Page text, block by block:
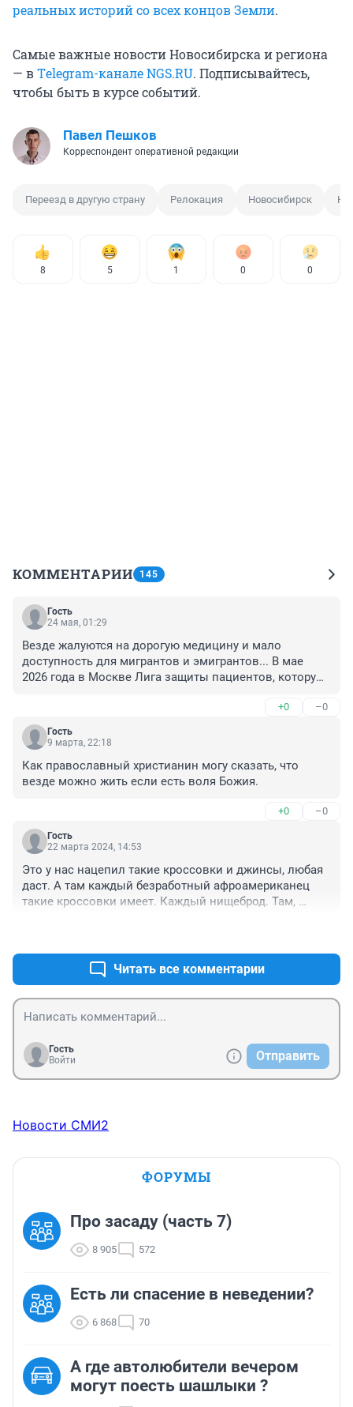
реальных историй со всех концов Земли.
Самые важные новости Новосибирска и региона
— вТelegram-канале NGS.RU. Подписывайтесь,
чтобы быть в курсе событий.
Павел Пешков
Корреспондент оперативной редакции
Переезд в другую страну Релокация Новосибирск
8 5 1 0 0
КОММЕНТАРИИ 145
Гость
24 мая, 01:29
Везде жалуются на дорогую медицину и мало
доступность для мигрантов и эмигрантов... В мае
2026 года в Москве Лига защиты пациентов, которую
Саверский, провела уже 22 Конгресс "Право на
лекарство".Дважды в год на такой конгресс приходят
обычные граждане, пациенты и приглашаются врачи,
самые разные темы по доступности медуслуг. В этом
году обсуждали даже вакцину от рака, якобы
конгресса принимается резолюция с пожеланиями
пациентов, особенно слабо адаптированных,
переехавших, возрастных мигрантов. Резолюция
рассылается в самые авторитетные медицинские
инстанции и это работает! Почему бы нашим
соотечественникам не организовывать такие
+0 –0
Гость
9 марта, 22:18
Как православный христианин могу сказать, что
везде можно жить если есть воля Божия.
+0 –0
Гость
22 марта 2024, 14:53
Это у нас нацепил такие кроссовки и джинсы, любая
даст. А там каждый безработный афроамериканец
такие кроссовки имеет. Каждый нищеброд. Там,
Читать все комментарии
Гость
Войти
Отправить
Новости СМИ2
ФОРУМЫ
Про засаду (часть 7)
8 905 572
Есть ли спасение в неведении?
6 868 70
А где автолюбители вечером
могут поесть шашлыки ?